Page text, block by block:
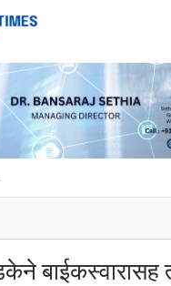
बाईकस्वारासह